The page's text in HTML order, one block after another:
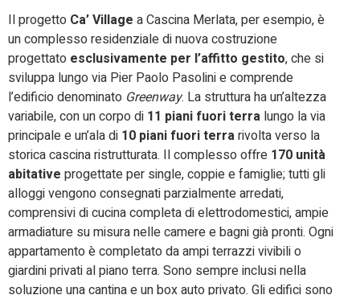
Il progetto Ca’ Village a Cascina Merlata, per esempio, è
un complesso residenziale di nuova costruzione
progettato esclusivamente per l’affitto gestito, che si
sviluppa lungo via Pier Paolo Pasolini e comprende
l’edificio denominato Greenway. La struttura ha un’altezza
variabile, con un corpo di 11 piani fuori terra lungo la via
principale e un’ala di 10 piani fuori terrarivolta verso la
storica cascina ristrutturata. Il complesso offre 170 unità
abitative progettate per single, coppie e famiglie; tutti gli
alloggi vengono consegnati parzialmente arredati,
comprensivi di cucina completa di elettrodomestici, ampie
armadiature su misura nelle camere e bagni già pronti. Ogni
appartamento è completato da ampi terrazzi vivibili o
giardini privati al piano terra. Sono sempre inclusi nella
soluzione una cantina e un box auto privato. Gli edifici sono